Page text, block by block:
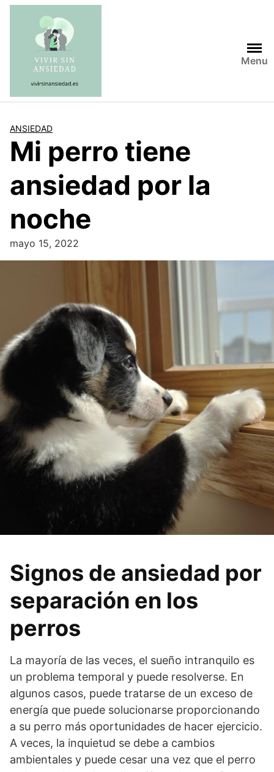
Saltar
contenido
Menu
ANSIEDAD
Mi perro tiene
ansiedad por la
noche
mayo 15, 2022
Signos de ansiedad por
separación en los
perros
La mayoría de las veces, el sueño intranquilo es
un problema temporal y puede resolverse. En
algunos casos, puede tratarse de un exceso de
energía que puede solucionarse proporcionando
a su perro más oportunidades de hacer ejercicio.
A veces, la inquietud se debe a cambios
ambientales y puede cesar una vez que el perro